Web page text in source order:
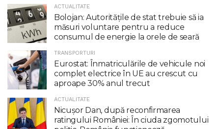
ACTUALITATE
Bolojan: Autoritățile de stat trebuie să ia
măsuri voluntare pentru a reduce
consumul de energie la orele de seară
TRANSPORTURI
Eurostat: Înmatriculările de vehicule noi
complet electrice în UE au crescut cu
aproape 30% anul trecut
ACTUALITATE
Nicuşor Dan, după reconfirmarea
ratingului României: În ciuda zgomotului